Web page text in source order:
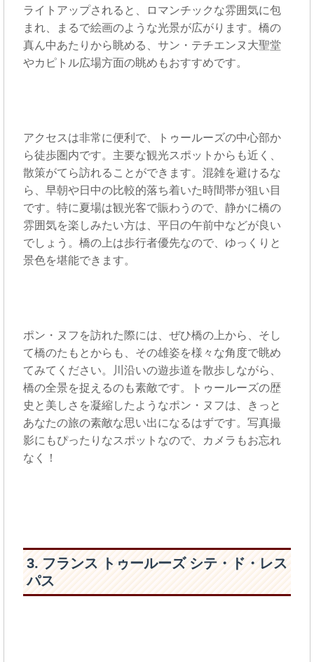
ライトアップされると、ロマンチックな雰囲気に包
まれ、まるで絵画のような光景が広がります。橋の
真ん中あたりから眺める、サン・テチエンヌ大聖堂
やカピトル広場方面の眺めもおすすめです。
アクセスは非常に便利で、トゥールーズの中心部か
ら徒歩圏内です。主要な観光スポットからも近く、
散策がてら訪れることができます。混雑を避けるな
ら、早朝や日中の比較的落ち着いた時間帯が狙い目
です。特に夏場は観光客で賑わうので、静かに橋の
雰囲気を楽しみたい方は、平日の午前中などが良い
でしょう。橋の上は歩行者優先なので、ゆっくりと
景色を堪能できます。
ポン・ヌフを訪れた際には、ぜひ橋の上から、そし
て橋のたもとからも、その雄姿を様々な角度で眺め
てみてください。川沿いの遊歩道を散歩しながら、
橋の全景を捉えるのも素敵です。トゥールーズの歴
史と美しさを凝縮したようなポン・ヌフは、きっと
あなたの旅の素敵な思い出になるはずです。写真撮
影にもぴったりなスポットなので、カメラもお忘れ
なく！
3. フランス トゥールーズ シテ・ド・レス
パス